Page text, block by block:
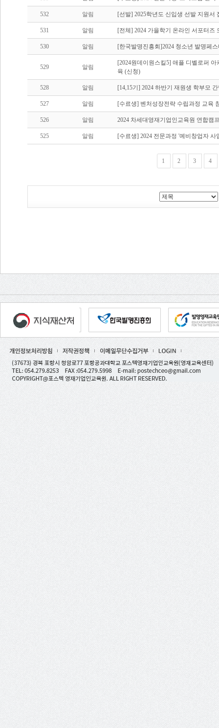
532 알림 [선발] 2025학년도 신입생 선발 지원서
531 알림 [전체] 2024 가을학기 온라인 서포터즈
530 알림 [한국발명진흥회]2024 청소년 발명페
529 알림
[2024원데이원스킬5] 애플 디벨로퍼
육 (신청)
528 알림 [14,15기] 2024 하반기 재원생 학부모
527 알림 [수료생] 벤처성장전략 수립과정 교육
526 알림 2024 차세대영재기업인교육원 연합캠
525 알림 [수료생] 2024 전문과정 '예비창업자
1 2 3 4